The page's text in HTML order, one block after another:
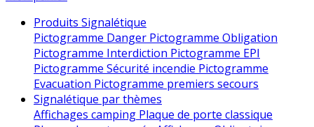
Produits Signalétique
Pictogramme Danger Pictogramme Obligation
Pictogramme Interdiction Pictogramme EPI
Pictogramme Sécurité incendie Pictogramme
Evacuation Pictogramme premiers secours
Signalétique par thèmes
Affichages camping Plaque de porte classique